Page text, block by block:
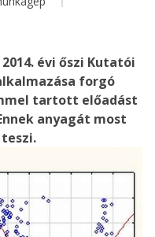
évi őszi Kutatói
forgó
tartott előadást
anyagát most
teszi.